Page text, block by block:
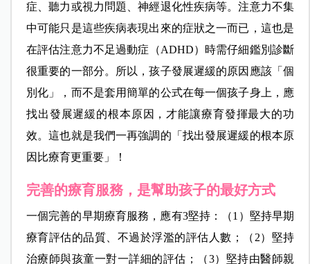
症、聽力或視力問題、神經退化性疾病等。注意力不集
中可能只是這些疾病表現出來的症狀之一而已，這也是
在評估注意力不足過動症（ADHD）時需仔細鑑別診斷
很重要的一部分。所以，孩子發展遲緩的原因應該「個
別化」，而不是套用簡單的公式在每一個孩子身上，應
找出發展遲緩的根本原因，才能讓療育發揮最大的功
效。這也就是我們一再強調的「找出發展遲緩的根本原
因比療育更重要」！
完善的療育服務，是幫助孩子的最好方式
一個完善的早期療育服務，應有3堅持：（1）堅持早期
療育評估的品質、不過於浮濫的評估人數；（2）堅持
治療師與孩童一對一詳細的評估；（3）堅持由醫師親